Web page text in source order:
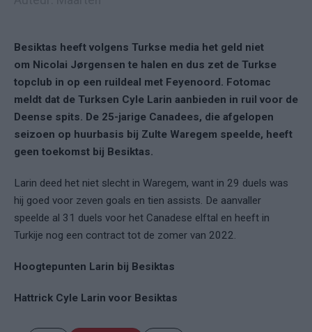
Besiktas heeft volgens Turkse media het geld niet
om Nicolai Jørgensen te halen en dus zet de Turkse
topclub in op een ruildeal met Feyenoord. Fotomac
meldt dat de Turksen Cyle Larin aanbieden in ruil voor de
Deense spits. De 25-jarige Canadees, die afgelopen
seizoen op huurbasis bij Zulte Waregem speelde, heeft
geen toekomst bij Besiktas.
Larin deed het niet slecht in Waregem, want in 29 duels was
hij goed voor zeven goals en tien assists. De aanvaller
speelde al 31 duels voor het Canadese elftal en heeft in
Turkije nog een contract tot de zomer van 2022.
Hoogtepunten Larin bij Besiktas
Hattrick Cyle Larin voor Besiktas